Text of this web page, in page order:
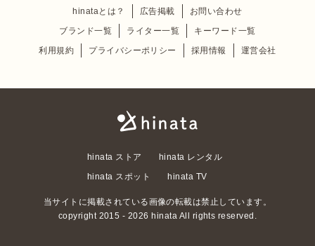
hinataとは？ 広告掲載
お問い合わせ
ブランド一覧
ライター一覧
キーワード一覧
利用規約
プライバシーポリシー 採用情報 運営会社
hinata ストア
hinata レンタル
hinata スポット
hinata TV
当サイトに掲載されている画像の転載は禁止しています。
copyright 2015 - 2026 hinata All rights reserved.